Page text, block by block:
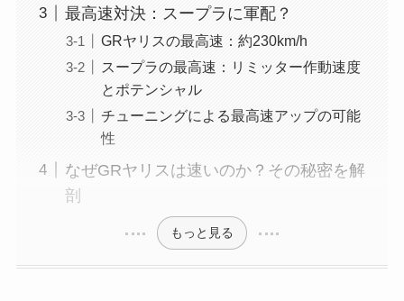
最高速対決：スープラに軍配？
GRヤリスの最高速：約230km/h
スープラの最高速：リミッター作動速度
とポテンシャル
チューニングによる最高速アップの可能
性
なぜGRヤリスは速いのか？その秘密を解
剖
もっと見る